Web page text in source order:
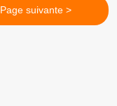
Page suivante >